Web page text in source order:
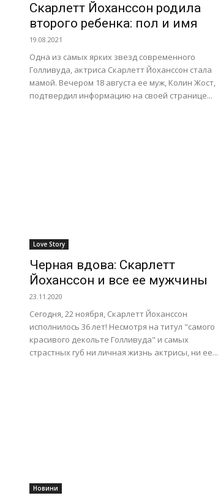
Скарлетт Йоханссон родила
второго ребенка: пол и имя
19.08.2021
Одна из самых ярких звезд современного
Голливуда, актриса Скарлетт Йоханссон стала
мамой. Вечером 18 августа ее муж, Колин Жост,
подтвердил информацию на своей странице...
Love Story
Черная вдова: Скарлетт
Йоханссон и все ее мужчины
23.11.2020
Сегодня, 22 ноября, Скарлетт Йоханссон
исполнилось 36 лет! Несмотря на титул "самого
красивого декольте Голливуда" и самых
страстных губ ни личная жизнь актрисы, ни ее...
Новини